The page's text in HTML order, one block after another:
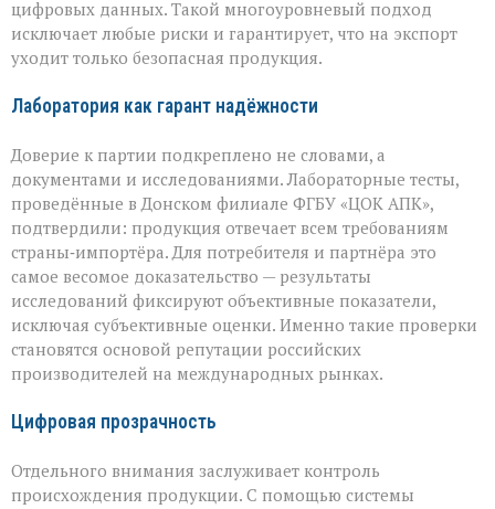
цифровых данных. Такой многоуровневый подход
исключает любые риски и гарантирует, что на экспорт
уходит только безопасная продукция.
Лаборатория как гарант надёжности
Доверие к партии подкреплено не словами, а
документами и исследованиями. Лабораторные тесты,
проведённые в Донском филиале ФГБУ «ЦОК АПК»,
подтвердили: продукция отвечает всем требованиям
страны‑импортёра. Для потребителя и партнёра это
самое весомое доказательство — результаты
исследований фиксируют объективные показатели,
исключая субъективные оценки. Именно такие проверки
становятся основой репутации российских
производителей на международных рынках.
Цифровая прозрачность
Отдельного внимания заслуживает контроль
происхождения продукции. С помощью системы